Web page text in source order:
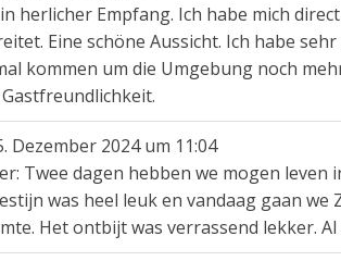
herlicher Empfang. Ich habe mich
Eine schöne Aussicht. Ich habe
kommen um die Umgebung noch
Dezember 2024 um 11:04
Twee dagen hebben we mogen
was heel leuk en vandaag gaan
Het ontbijt was verrassend lekker.